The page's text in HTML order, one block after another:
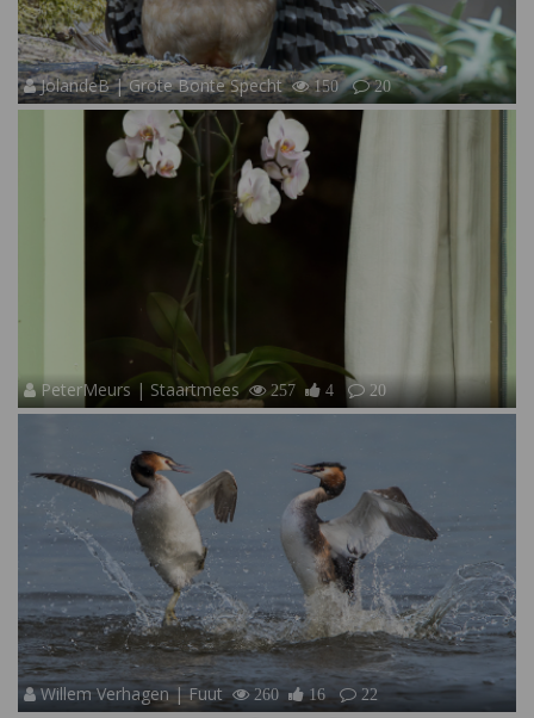
JolandeB | Grote Bonte Specht 150 20
PeterMeurs | Staartmees 257 4 20
Willem Verhagen | Fuut 260 16 22